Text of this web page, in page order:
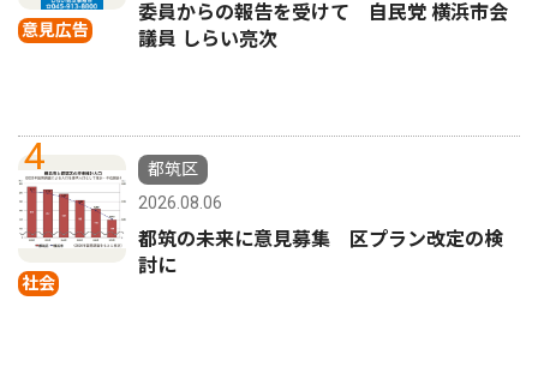
意見広告
委員からの報告を受けて 自民党 横浜市会
議員 しらい亮次
4
社会
都筑区
2026.08.06
都筑の未来に意見募集 区プラン改定の検
討に